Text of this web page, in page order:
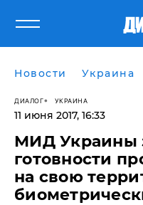
Новости Украина
ДИАЛОГ УКРАИНА
11 июня 2017, 16:33
МИД Украины
готовности
на свою